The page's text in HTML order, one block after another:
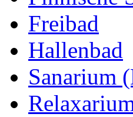
Freibad
Hallenbad
Sanarium